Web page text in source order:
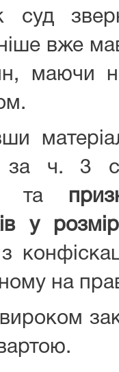
суд
вже
маючи
за ч. 3
та
у
з
на